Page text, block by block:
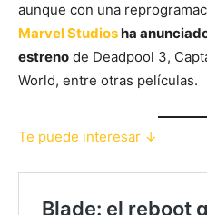
aunque con una
Marvel Studiosha
estreno de Deadpool 3,
World, entre otras películas.
Te puede interesar ↓